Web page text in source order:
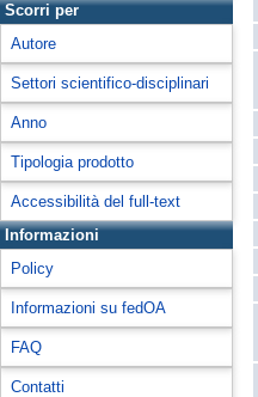
Scorri per
Autore
Settori scientifico-disciplinari
Anno
Tipologia prodotto
Accessibilità del full-text
Informazioni
Policy
Informazioni su fedOA
FAQ
Contatti